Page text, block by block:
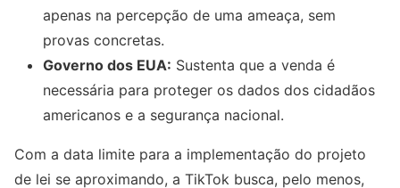
apenas na percepção de uma ameaça, sem
provas concretas.
Governo dos EUA: Sustenta que a venda é
necessária para proteger os dados dos cidadãos
americanos e a segurança nacional.
Com a data limite para a implementação do projeto
de lei se aproximando, a TikTok busca, pelo menos,